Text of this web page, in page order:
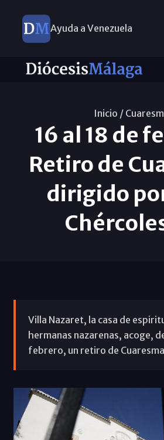
Ayuda a Venezuela
Inicio /
16 al 18 de
Retiro de
dirigido
Villa Nazaret, la casa de
hermanas nazarenas, acoge,
febrero, un retiro de